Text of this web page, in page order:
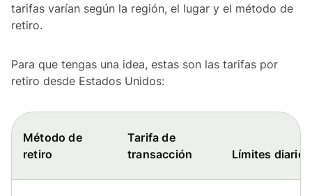
tarifas varían según la región, el lugar y el método de
retiro.
Para que tengas una idea, estas son las tarifas por
retiro desde Estados Unidos:
Método de
retiro
Tarifa de
transacción
Límites diarios